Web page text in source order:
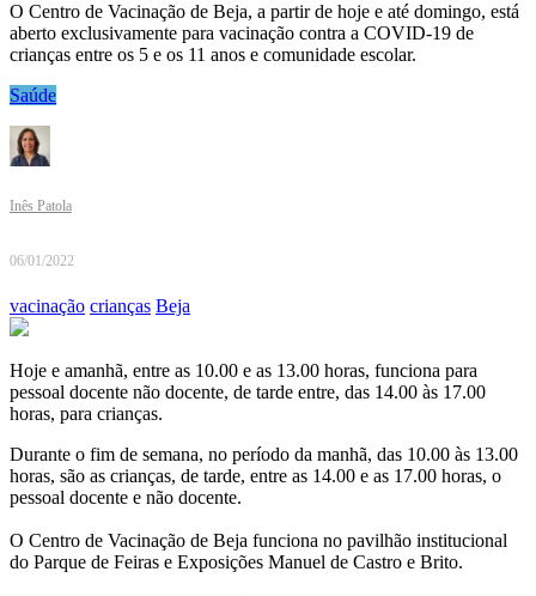
O Centro de Vacinação de Beja, a partir de hoje e até domingo, está
aberto exclusivamente para vacinação contra a COVID-19 de
crianças entre os 5 e os 11 anos e comunidade escolar.
Saúde
Inês Patola
06/01/2022
vacinação crianças Beja
Hoje e amanhã, entre as 10.00 e as 13.00 horas, funciona para
pessoal docente não docente, de tarde entre, das 14.00 às 17.00
horas, para crianças.
Durante o fim de semana, no período da manhã, das 10.00 às 13.00
horas, são as crianças, de tarde, entre as 14.00 e as 17.00 horas, o
pessoal docente e não docente.
O Centro de Vacinação de Beja funciona no pavilhão institucional
do Parque de Feiras e Exposições Manuel de Castro e Brito.